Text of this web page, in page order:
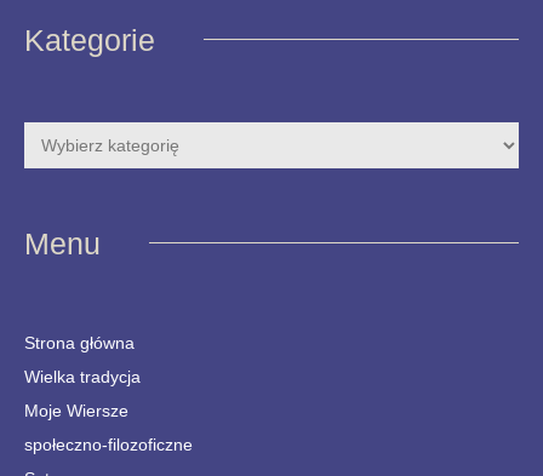
Kategorie
Menu
Strona główna
Wielka tradycja
Moje Wiersze
społeczno-filozoficzne